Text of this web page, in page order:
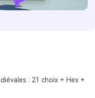
: 21 choix + Hex +